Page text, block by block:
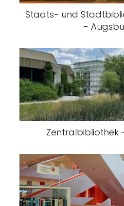
Staats- und
-
Zentralbibliothek